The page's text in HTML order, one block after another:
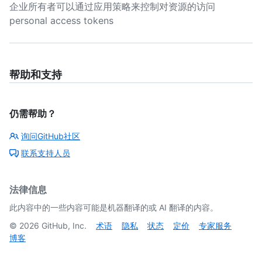
企业所有者可以通过应用策略来控制对资源的访问
personal access tokens
帮助和支持
仍需帮助？
询问GitHub社区
联系支持人员
法律信息
此内容中的一些内容可能是机器翻译的或 AI 翻译的内容。
© 2026 GitHub, Inc. 术语 隐私 状态 定价
专家服务
博客